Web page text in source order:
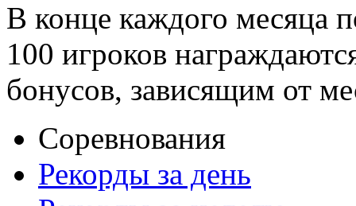
В конце каждого месяца
100 игроков
бонусов, зависящим от
Соревнования
Рекорды за день